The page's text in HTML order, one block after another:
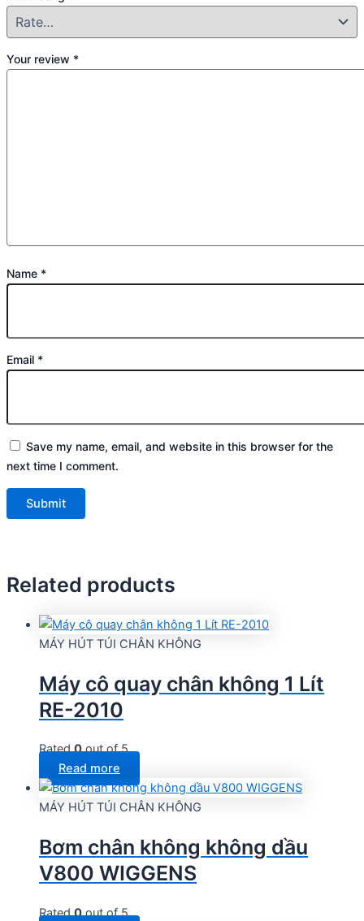
Your review *
Name *
Email *
Save my name, email, and website in this browser for the
next time I comment.
Related products
MÁY HÚT TÚI CHÂN KHÔNG
Máy cô quay chân không 1 Lít
RE-2010
Rated0out of 5
Read more
MÁY HÚT TÚI CHÂN KHÔNG
Bơm chân không không dầu
V800 WIGGENS
Rated0out of 5